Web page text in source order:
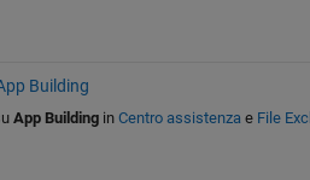
Building
App Buildingin Centro assistenzae File